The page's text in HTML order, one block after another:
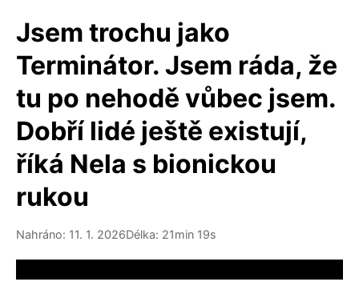
Jsem trochu jako
Terminátor. Jsem ráda, že
tu po nehodě vůbec jsem.
Dobří lidé ještě existují,
říká Nela s bionickou
rukou
Nahráno: 11. 1. 2026Délka: 21min 19s